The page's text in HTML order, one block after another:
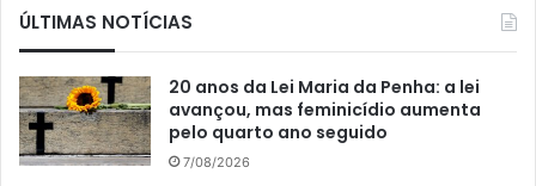
ÚLTIMAS NOTÍCIAS
20 anos da Lei Maria da Penha: a lei
avançou, mas feminicídio aumenta
pelo quarto ano seguido
7/08/2026